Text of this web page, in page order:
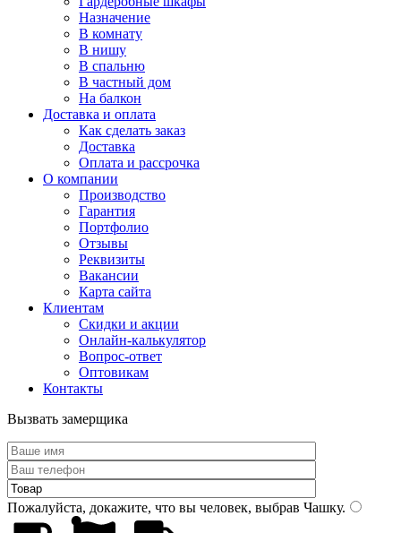
Назначение
В комнату
В нишу
В спальню
В частный дом
На балкон
Доставка и оплата
Как сделать заказ
Доставка
Оплата и рассрочка
О компании
Производство
Гарантия
Портфолио
Отзывы
Реквизиты
Вакансии
Карта сайта
Клиентам
Скидки и акции
Онлайн-калькулятор
Вопрос-ответ
Оптовикам
Контакты
Вызвать замерщика
Пожалуйста, докажите, что вы человек, выбрав Чашку.